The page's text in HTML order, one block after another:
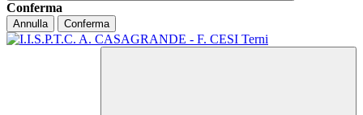
Conferma
Annulla Conferma